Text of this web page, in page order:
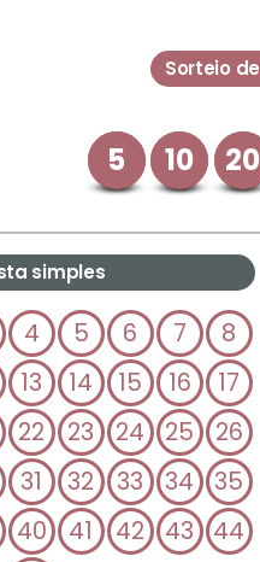
Sorteio
5 10 20
simples
4 5 6 7
8
13 14 15 16
17
22 23 24 25
26
31 32 33 34
35
40 41 42 43
44